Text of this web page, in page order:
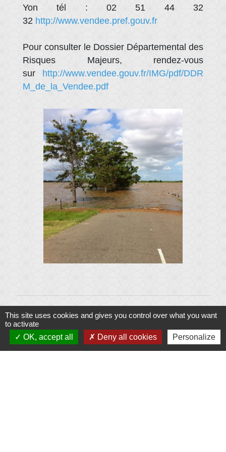
Yon tél : 02 51 44 32
32 http://www.vendee.pref.gouv.fr
Pour consulter le Dossier Départemental des
Risques Majeurs, rendez-vous
sur http://www.vendee.gouv.fr/IMG/pdf/DDR
M_de_la_Vendee.pdf
Contacts
This site uses cookies and gives you control over what you want
to activate
OK, accept all
Deny all cookies Personalize